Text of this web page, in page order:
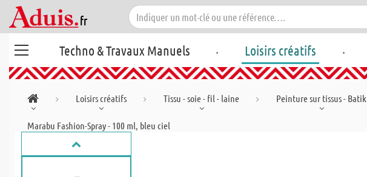
Techno & Travaux Manuels . Loisirs créatifs .
Loisirs créatifs Tissu - soie - fil - laine Peinture sur tissus - Batik
Marabu Fashion-Spray - 100 ml, bleu ciel